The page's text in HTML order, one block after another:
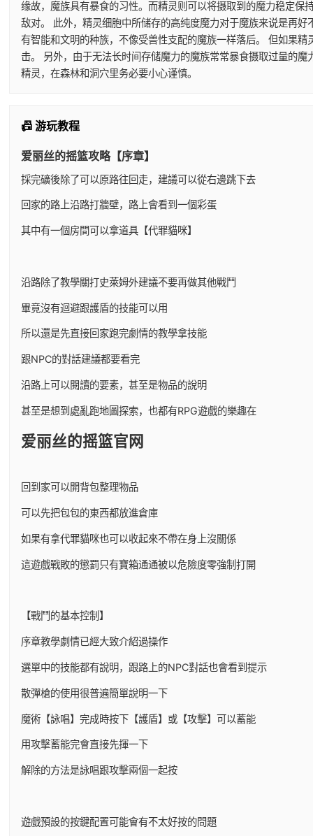
缘故，魔族具有暴食的习性。而精灵则可以将摄取到的魔力稳定
敌对。 此外，精灵细胞中所储存的高纯度魔力对于魔族来说是再
有智能和文明的种族，不像受兽性支配的魔族一样落后。 但如果
击。 另外，由于无法长时间存储魔力的魔族常常暴食摄取过量的
精灵，在森林和洞穴里务必要小心谨慎。
📠 游玩教程
爱丽丝的摇篮攻略【序章】
採完礦後除了可以原路往回走，建議可以從右邊跳下去
回家的路上沿路打牆壁，路上會看到一個彩蛋
其中有一個房間可以拿道具【代罪貓咪】
沿路除了教學關打史萊姆外建議不要再做其他戰鬥
畢竟沒有迴避跟護盾的技能可以用
所以還是先直接回家跑完劇情的教學拿技能
跟NPC的對話建議都要看完
沿路上可以閱讀的要素，甚至是物品的說明
甚至是想到處亂跑地圖探索，也都有RPG遊戲的樂趣在
爱丽丝的摇篮官网
回到家可以開背包整理物品
可以先把包包的東西都放進倉庫
如果有拿代罪貓咪也可以收起來不帶在身上沒關係
這遊戲戰敗的懲罰只有寶箱通通被以危險度零強制打開
【戰鬥的基本控制】
序章教學劇情已經大致介紹過操作
選單中的技能都有說明，跟路上的NPC對話也會看到提示
散彈槍的使用很普遍簡單說明一下
魔術【詠唱】完成時按下【護盾】或【攻擊】可以蓄能
用攻擊蓄能完會直接先揮一下
解除的方法是詠唱跟攻擊兩個一起按
遊戲預設的按鍵配置可能會有不太好按的問題